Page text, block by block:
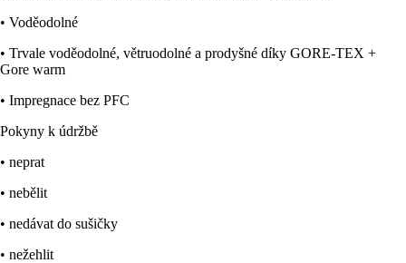
• Voděodolné
• Trvale voděodolné, větruodolné a prodyšné díky GORE-TEX +
Gore warm
• Impregnace bez PFC
Pokyny k údržbě
• neprat
• nebělit
• nedávat do sušičky
• nežehlit